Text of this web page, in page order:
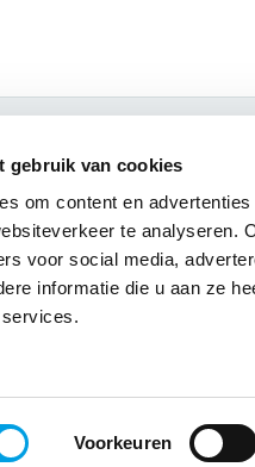
gebruik van cookies
om content en
te analyseren.
voor social media,
informatie die u aan ze
Voorkeuren
Aanmelden
Ook op de
activiteiten?
nieuwsbrief.